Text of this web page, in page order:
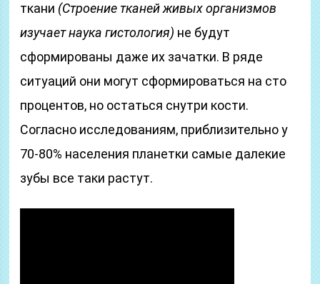
ткани (Строение тканей живых организмов
изучает наука гистология) не будут
сформированы даже их зачатки. В ряде
ситуаций они могут сформироваться на сто
процентов, но остаться снутри кости.
Согласно исследованиям, приблизительно у
70-80% населения планетки самые далекие
зубы все таки растут.